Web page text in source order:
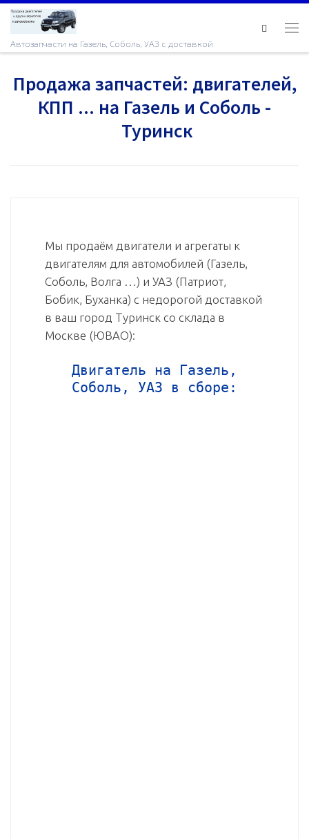
Skip to content
Автозапчасти на Газель, Соболь, УАЗ с доставкой
Продажа запчастей: двигателей,
КПП ... на Газель и Соболь -
Туринск
Мы продаём двигатели и агрегаты к
двигателям для автомобилей (Газель,
Соболь, Волга …) и УАЗ (Патриот,
Бобик, Буханка) с недорогой доставкой
в ваш город Туринск со склада в
Москве (ЮВАО):
Двигатель на Газель,
Соболь, УАЗ в сборе: